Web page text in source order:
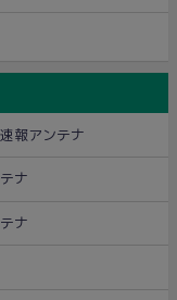
報アンテナ
ナ
ナ